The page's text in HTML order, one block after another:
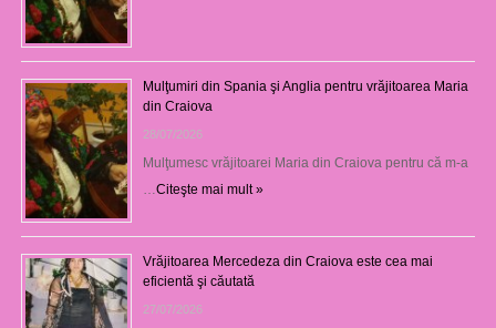
Mulţumiri din Spania şi Anglia pentru vrăjitoarea Maria
din Craiova
28/07/2026
Mulţumesc vrăjitoarei Maria din Craiova pentru că m-a
Citeşte mai mult »
Vrăjitoarea Mercedeza din Craiova este cea mai
eficientă şi căutată
27/07/2026